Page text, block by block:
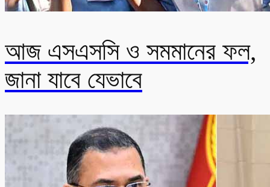
আজ এসএসসি ও সমমানের ফল,
জানা যাবে যেভাবে